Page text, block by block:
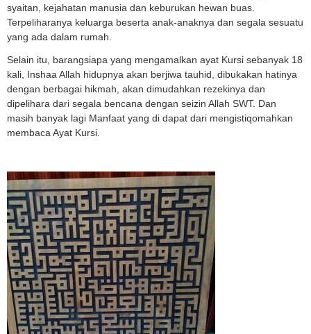
syaitan, kejahatan manusia dan keburukan hewan buas.
Terpeliharanya keluarga beserta anak-anaknya dan segala sesuatu
yang ada dalam rumah.
Selain itu, barangsiapa yang mengamalkan ayat Kursi sebanyak 18
kali, Inshaa Allah hidupnya akan berjiwa tauhid, dibukakan hatinya
dengan berbagai hikmah, akan dimudahkan rezekinya dan
dipelihara dari segala bencana dengan seizin Allah SWT. Dan
masih banyak lagi Manfaat yang di dapat dari mengistiqomahkan
membaca Ayat Kursi.